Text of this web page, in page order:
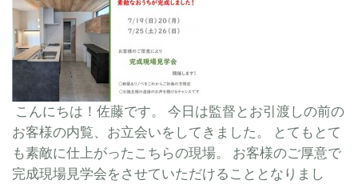
こんにちは！佐藤です。 今日は監督とお引渡しの前の
お客様の内覧、お立会いをしてきました。 とてもとて
も素敵に仕上がったこちらの現場。 お客様のご厚意で
完成現場見学会をさせていただけることとなりまし